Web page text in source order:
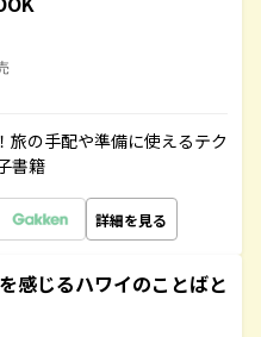
旅の手配や準備に使えるテク
書籍
詳細を見る
感じるハワイのことばと